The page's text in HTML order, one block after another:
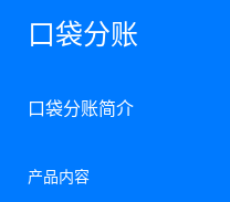
口袋分账
口袋分账简介
产品内容